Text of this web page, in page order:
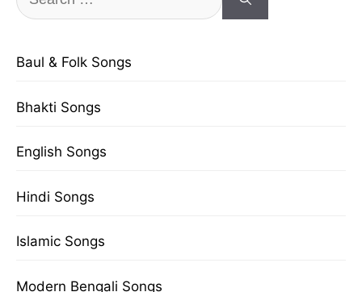
for:
Baul & Folk Songs
Bhakti Songs
English Songs
Hindi Songs
Islamic Songs
Modern Bengali Songs